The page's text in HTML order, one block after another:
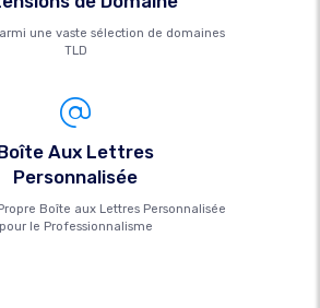
une vaste sélection de domaines
TLD
Aux Lettres
Personnalisée
Boîte aux Lettres Personnalisée
pour le Professionnalisme